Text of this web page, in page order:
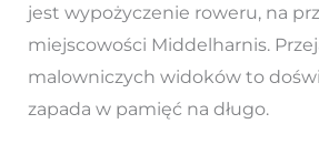
jest wypożyczenie roweru, na
miejscowości Middelharnis.
malowniczych widoków to
zapada w pamięć na długo.